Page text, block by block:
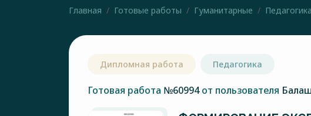
Главная Готовые работы Гуманитарные Педагогика
Дипломная работа Педагогика
Готовая работа №60994от пользователя